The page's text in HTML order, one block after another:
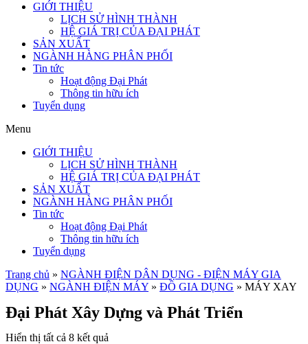
GIỚI THIỆU
LỊCH SỬ HÌNH THÀNH
HỆ GIÁ TRỊ CỦA ĐẠI PHÁT
SẢN XUẤT
NGÀNH HÀNG PHÂN PHỐI
Tin tức
Hoạt động Đại Phát
Thông tin hữu ích
Tuyển dụng
Menu
GIỚI THIỆU
LỊCH SỬ HÌNH THÀNH
HỆ GIÁ TRỊ CỦA ĐẠI PHÁT
SẢN XUẤT
NGÀNH HÀNG PHÂN PHỐI
Tin tức
Hoạt động Đại Phát
Thông tin hữu ích
Tuyển dụng
Trang chủ » NGÀNH ĐIỆN DÂN DỤNG - ĐIỆN MÁY GIA
DỤNG » NGÀNH ĐIỆN MÁY » ĐỒ GIA DỤNG » MÁY XAY
Đại Phát Xây Dựng và Phát Triển
Hiển thị tất cả 8 kết quả